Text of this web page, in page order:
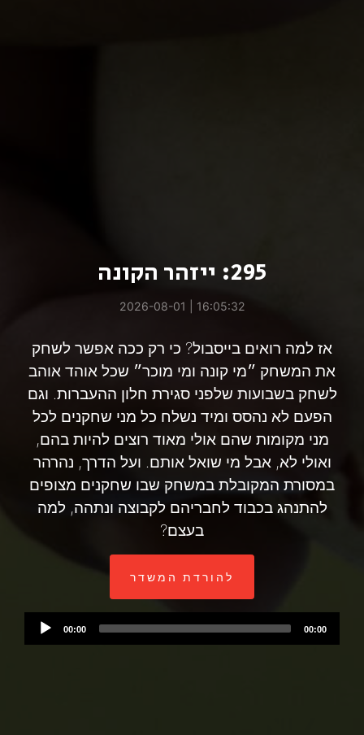
295: ייזהר הקונה
16:05:32 | 2026-08-01
אז למה רואים בייסבול? כי רק ככה אפשר לשחק
את המשחק ״מי קונה ומי מוכר״ שכל אוהד אוהב
לשחק בשבועות שלפני סגירת חלון ההעברות. וגם
הפעם לא נהסס ומיד נשלח כל מני שחקנים לכל
מני מקומות שהם אולי מאוד רוצים להיות בהם,
ואולי לא, אבל מי שואל אותם. ועל הדרך, נהרהר
במסורת המקובלת במשחק שבו שחקנים מצופים
להתנהג בכבוד לחבריהם לקבוצה ונתהה, למה
בעצם?
להורדת המשדר
Audio
Player
00:00 00:00